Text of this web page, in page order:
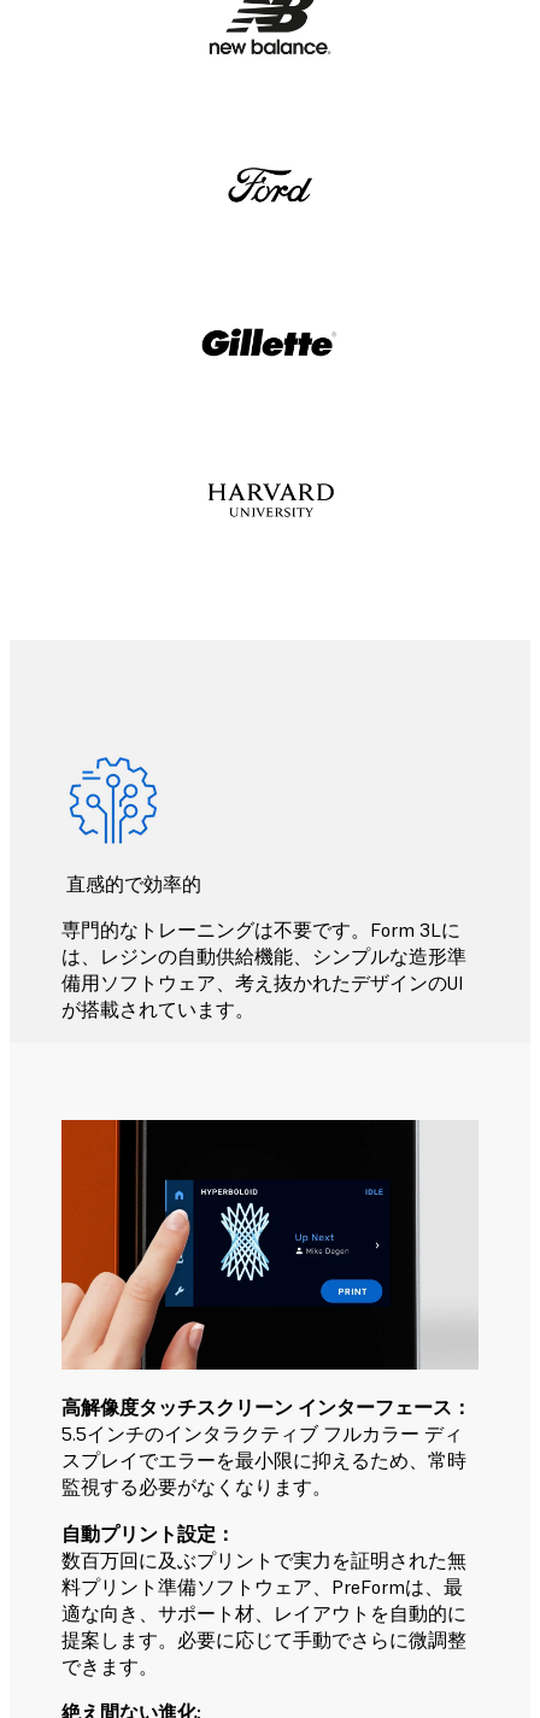
直感的で効率的
専門的なトレーニングは不要です。Form 3Lに
は、レジンの自動供給機能、シンプルな造形準
備用ソフトウェア、考え抜かれたデザインのUI
が搭載されています。
高解像度タッチスクリーン インターフェース：
5.5インチのインタラクティブ フルカラー ディ
スプレイでエラーを最小限に抑えるため、常時
監視する必要がなくなります。
自動プリント設定：
数百万回に及ぶプリントで実力を証明された無
料プリント準備ソフトウェア、PreFormは、最
適な向き、サポート材、レイアウトを自動的に
提案します。必要に応じて手動でさらに微調整
できます。
絶え間ない進化: